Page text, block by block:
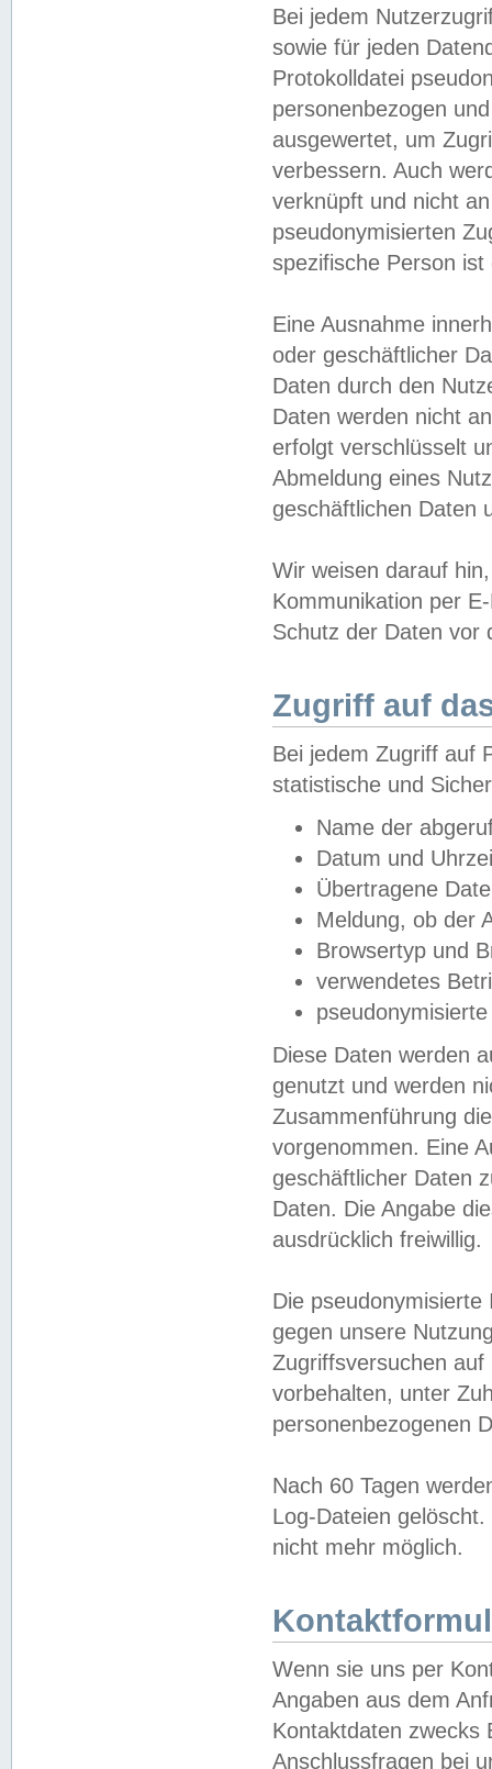
Bei jedem
sowie für jeden
Protokolldatei
personenbezogen
ausgewertet, um
verbessern. Auch
verknüpft und nicht
pseudonymisierten
spezifische Person
Eine Ausnahme
oder geschäftlicher
Daten durch den
Daten werden nicht
erfolgt verschlüsselt
Abmeldung eines
geschäftlichen Daten
Wir weisen darauf
Kommunikation per
Schutz der Daten vor
Zugriff auf
Bei jedem Zugriff auf
statistische und
Name der
Datum und
Übertragene
Meldung, ob der
Browsertyp und
verwendetes
Diese Daten werden
genutzt und werden
Zusammenführung
vorgenommen. Eine
geschäftlicher Daten
Daten. Die Angabe
ausdrücklich freiwillig.
Die
gegen unsere
Zugriffsversuchen
vorbehalten, unter
personenbezogenen
Nach 60 Tagen
Log-Dateien
nicht mehr möglich.
Wenn sie uns per
Angaben aus dem
Kontaktdaten zwecks
Anschlussfragen bei